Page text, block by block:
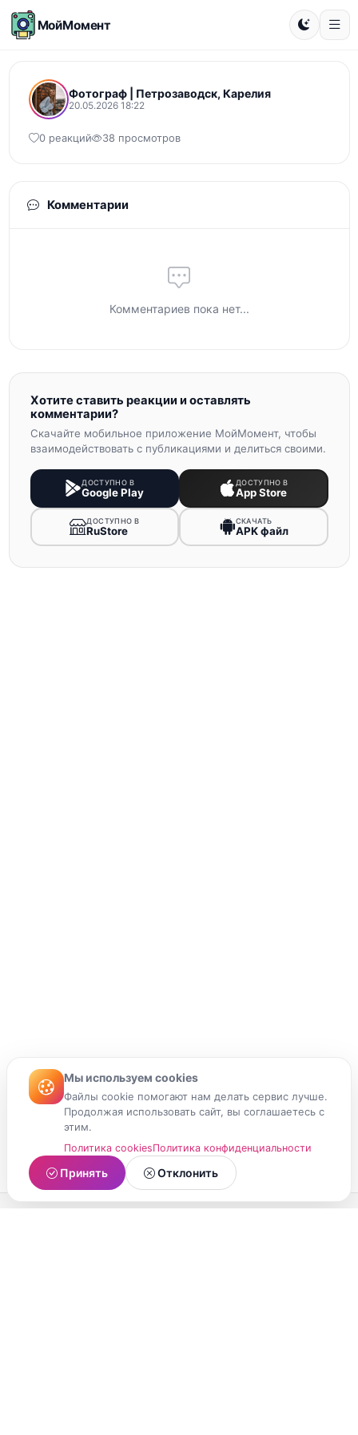
МойМомент
Фотограф | Петрозаводск, Карелия
20.05.2026 18:22
0 реакций 38 просмотров
Комментарии
Комментариев пока нет...
Хотите ставить реакции и оставлять
комментарии?
Скачайте мобильное приложение МойМомент, чтобы
взаимодействовать с публикациями и делиться своими.
ДОСТУПНО В
Google Play
ДОСТУПНО В
App Store
ДОСТУПНО В
RuStore
СКАЧАТЬ
APK файл
Мы используем cookies
Файлы cookie помогают нам делать сервис лучше.
Продолжая использовать сайт, вы соглашаетесь с
этим.
Политика cookiesПолитика конфиденциальности
Принять Отклонить